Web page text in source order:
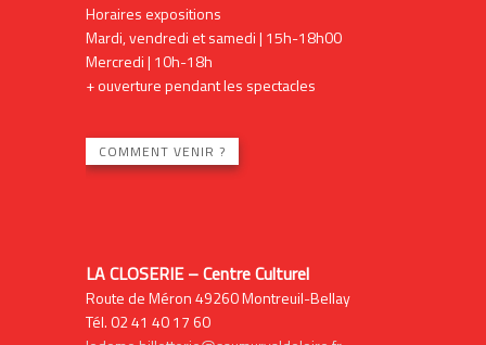
Horaires expositions
Mardi, vendredi et samedi | 15h-18h00
Mercredi | 10h-18h
+ ouverture pendant les spectacles
COMMENT VENIR ?
LA CLOSERIE – Centre Culturel
Route de Méron 49260 Montreuil-Bellay
Tél. 02 41 40 17 60